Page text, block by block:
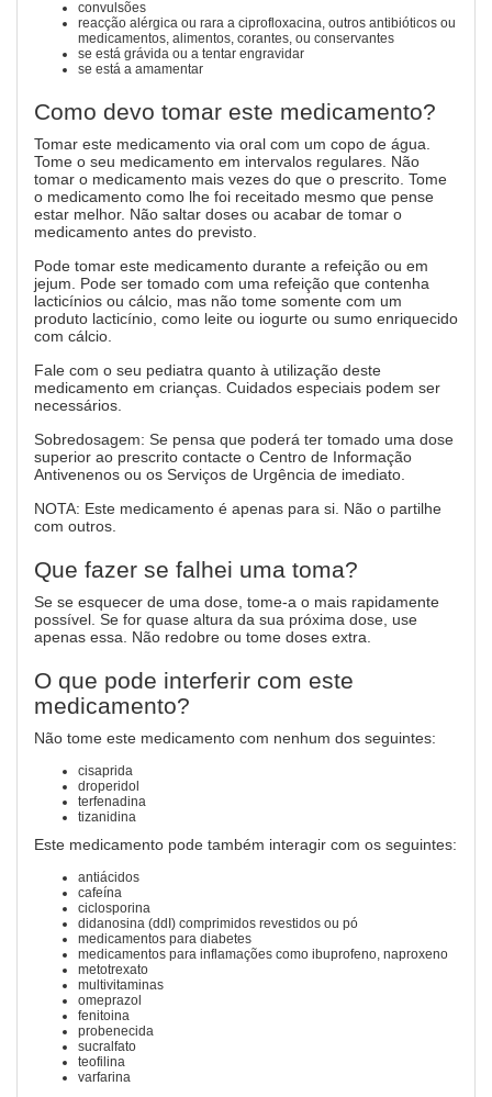
convulsões
reacção alérgica ou rara a ciprofloxacina, outros antibióticos ou
medicamentos, alimentos, corantes, ou conservantes
se está grávida ou a tentar engravidar
se está a amamentar
Como devo tomar este medicamento?
Tomar este medicamento via oral com um copo de água.
Tome o seu medicamento em intervalos regulares. Não
tomar o medicamento mais vezes do que o prescrito. Tome
o medicamento como lhe foi receitado mesmo que pense
estar melhor. Não saltar doses ou acabar de tomar o
medicamento antes do previsto.
Pode tomar este medicamento durante a refeição ou em
jejum. Pode ser tomado com uma refeição que contenha
lacticínios ou cálcio, mas não tome somente com um
produto lacticínio, como leite ou iogurte ou sumo enriquecido
com cálcio.
Fale com o seu pediatra quanto à utilização deste
medicamento em crianças. Cuidados especiais podem ser
necessários.
Sobredosagem: Se pensa que poderá ter tomado uma dose
superior ao prescrito contacte o Centro de Informação
Antivenenos ou os Serviços de Urgência de imediato.
NOTA: Este medicamento é apenas para si. Não o partilhe
com outros.
Que fazer se falhei uma toma?
Se se esquecer de uma dose, tome-a o mais rapidamente
possível. Se for quase altura da sua próxima dose, use
apenas essa. Não redobre ou tome doses extra.
O que pode interferir com este
medicamento?
Não tome este medicamento com nenhum dos seguintes:
cisaprida
droperidol
terfenadina
tizanidina
Este medicamento pode também interagir com os seguintes:
antiácidos
cafeína
ciclosporina
didanosina (ddI) comprimidos revestidos ou pó
medicamentos para diabetes
medicamentos para inflamações como ibuprofeno, naproxeno
metotrexato
multivitaminas
omeprazol
fenitoina
probenecida
sucralfato
teofilina
varfarina